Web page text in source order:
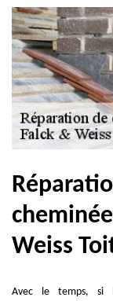
Weiss
Avec le temps, si